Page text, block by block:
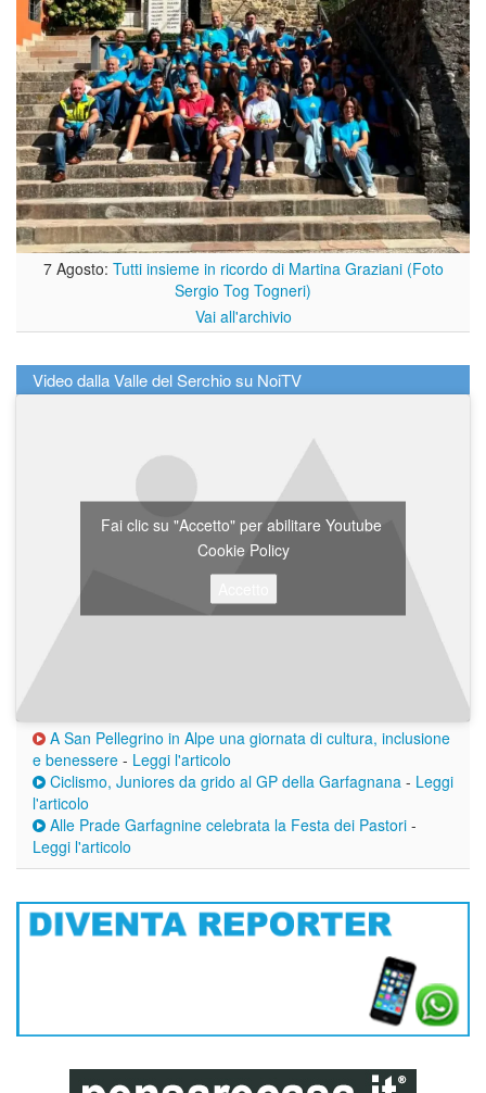
7 Agosto: Tutti insieme in ricordo di Martina Graziani (Foto
Sergio Tog Togneri)
Vai all'archivio
Video dalla Valle del Serchio su NoiTV
Fai clic su "Accetto" per abilitare Youtube
Cookie Policy
A San Pellegrino in Alpe una giornata di cultura, inclusione
e benessere - Leggi l'articolo
Ciclismo, Juniores da grido al GP della Garfagnana - Leggi
l'articolo
Alle Prade Garfagnine celebrata la Festa dei Pastori -
Leggi l'articolo